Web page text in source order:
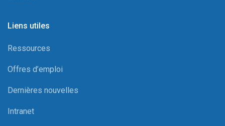
Liens utiles
Ressources
Offres d’emploi
Dernières nouvelles
Intranet